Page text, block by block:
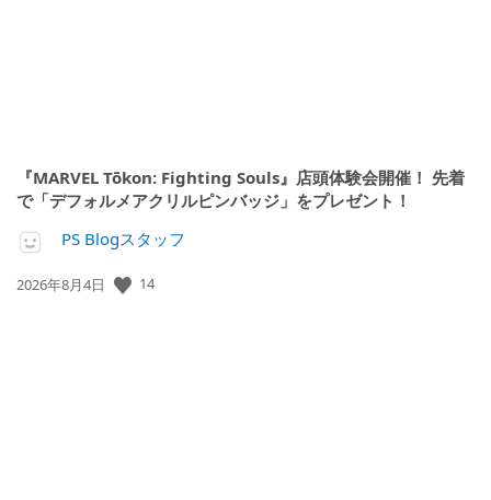
『MARVEL Tōkon: Fighting Souls』店頭体験会開催！ 先着
で「デフォルメアクリルピンバッジ」をプレゼント！
PS Blogスタッフ
公
2026年8月4日 14